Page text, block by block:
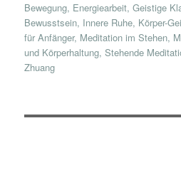
Bewegung, Energiearbeit,Geistige
Bewusstsein, Innere Ruhe, Körper-
für Anfänger, Meditation im Stehen,
und Körperhaltung,Stehende
Zhuang